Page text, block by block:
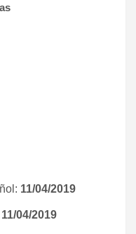
11/04/2019
11/04/2019